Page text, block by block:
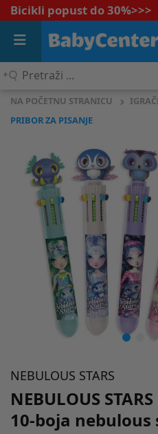
Bicikli popust do 30%>>>
Pretraži
NA POČETNU STRANICU
PRIBOR ZA PISANJE
NEBULOUS STARS
NEBULOUS
10-boja